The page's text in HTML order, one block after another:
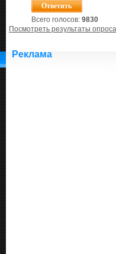
Всего голосов: 9830
Посмотреть результаты опроса
Реклама